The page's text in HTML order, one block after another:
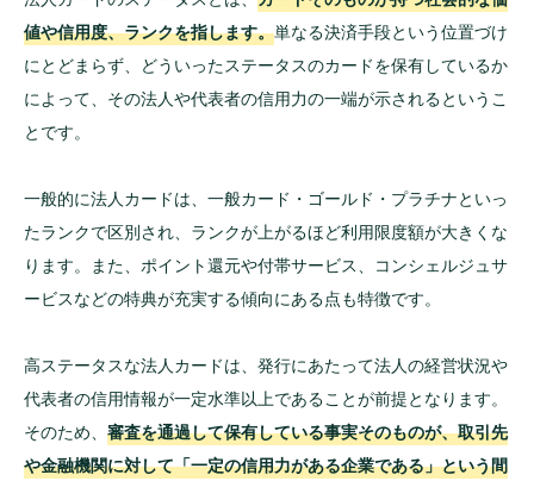
法人カードのステータスが重要な理由
法人カードのステータスは何で決まる？
発行会社
見た目
会社の信用力が高まる
利用限度額が大きい
モチベーションが上がる
値や信用度、ランクを指します。単なる決済手段という位置づけ
にとどまらず、どういったステータスのカードを保有しているか
によって、その法人や代表者の信用力の一端が示されるというこ
とです。
一般的に法人カードは、一般カード・ゴールド・プラチナといっ
たランクで区別され、ランクが上がるほど利用限度額が大きくな
ります。また、ポイント還元や付帯サービス、コンシェルジュサ
ービスなどの特典が充実する傾向にある点も特徴です。
高ステータスな法人カードは、発行にあたって法人の経営状況や
代表者の信用情報が一定水準以上であることが前提となります。
そのため、 審査を通過して保有している事実そのものが、取引先
や金融機関に対して「一定の信用力がある企業である」という間